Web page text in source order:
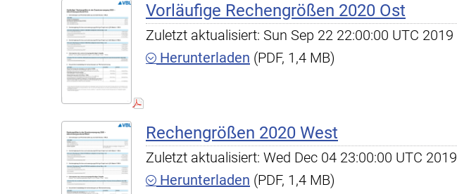
Vorläufige Rechengrößen 2020 Ost
Zuletzt aktualisiert: Sun Sep 22 22:00:00 UTC 2019
Herunterladen (PDF, 1,4 MB)
Rechengrößen 2020 West
Zuletzt aktualisiert: Wed Dec 04 23:00:00 UTC 2019
Herunterladen (PDF, 1,4 MB)